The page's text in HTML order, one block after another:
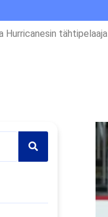
Hurricanesin tähtipelaaja